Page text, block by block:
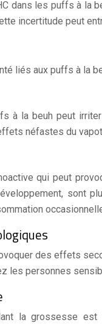
dans les puffs à la
incertitude peut
liés aux puffs à la
à la beuh peut
néfastes du
qui peut
sont
des effets
les personnes
la grossesse